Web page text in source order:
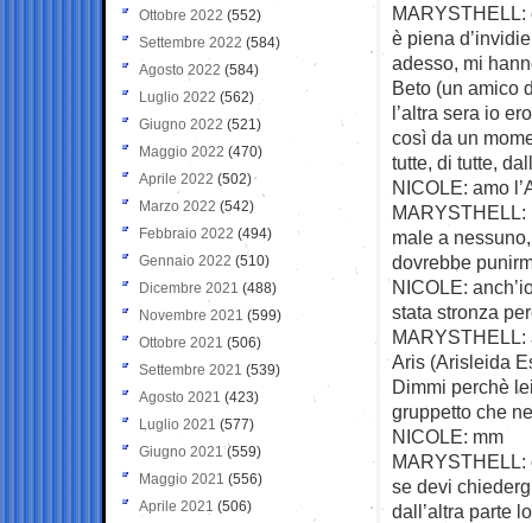
MARYSTHELL:
è piena
adesso, mi
Beto (un amico
l’altra sera io
così da un
tutte, di tutte,
NICOLE: amo
MARYSTHELL:
male a
dovrebbe
NICOLE:
stata stronza
MARYSTHELL:
Aris (Arisleida
Dimmi perchè
gruppetto che
NICOLE: mm
MARYSTHELL:
se devi
dall’altra parte
Ottobre 2022 (552)
Settembre 2022 (584)
Agosto 2022 (584)
Luglio 2022 (562)
Giugno 2022 (521)
Maggio 2022 (470)
Aprile 2022 (502)
Marzo 2022 (542)
Febbraio 2022 (494)
Gennaio 2022 (510)
Dicembre 2021 (488)
Novembre 2021 (599)
Ottobre 2021 (506)
Settembre 2021 (539)
Agosto 2021 (423)
Luglio 2021 (577)
Giugno 2021(559)
Maggio 2021 (556)
Aprile 2021 (506)